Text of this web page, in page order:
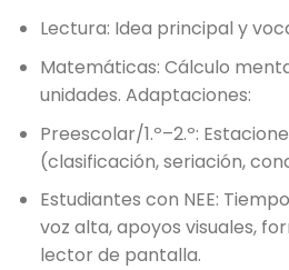
Lectura: Idea principal y
Matemáticas: Cálculo
unidades. Adaptaciones:
Preescolar/1.º–2.º:
(clasificación, seriación,
Estudiantes con NEE:
voz alta, apoyos visuales,
lector de pantalla.